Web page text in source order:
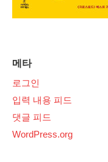
메타
로그인
입력 내용 피드
댓글 피드
WordPress.org